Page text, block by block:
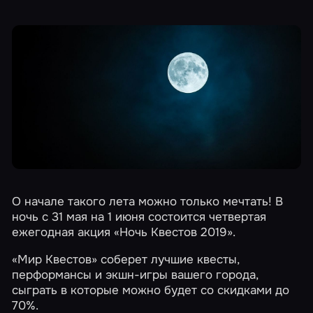
О начале такого лета можно только мечтать! В
ночь с 31 мая на 1 июня состоится четвертая
ежегодная акция«Ночь Квестов 2019».
«Мир Квестов» соберет лучшие квесты,
перформансы и экшн-игры вашего города,
сыграть в которые можно будет со скидками до
70%.